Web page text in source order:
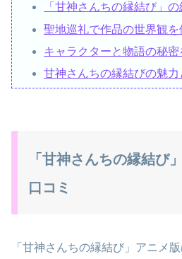
「甘神さんちの縁結び」
聖地巡礼で作品の世界観を
キャラクターと物語の秘密
甘神さんちの縁結びの魅力
「甘神さんちの縁結び
口コミ
「甘神さんちの縁結び」アニメ